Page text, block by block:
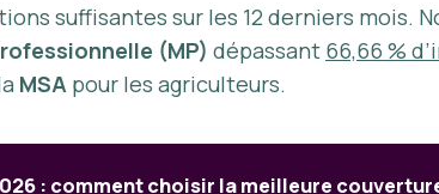
suffisantes sur les 12 derniers mois.
(MP) dépassant 66,66 %
MSA pour les agriculteurs.
: comment choisir la meilleure